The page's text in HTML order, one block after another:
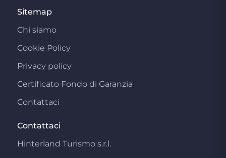
Sitemap
Chi siamo
Cookie Policy
Privacy policy
Certificato Fondo di Garanzia
Contattaci
Contattaci
Hinterland Turismo s.r.l.